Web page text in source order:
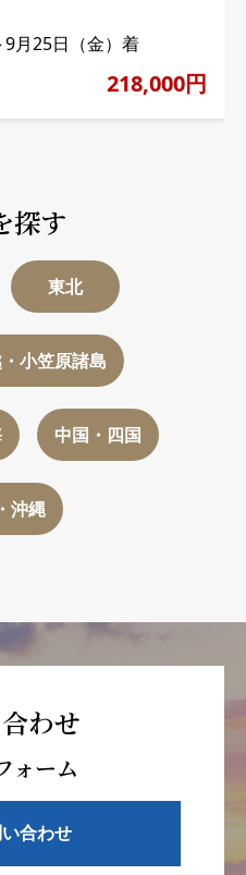
月25日（金）着
218,000円
探す
東北
小笠原諸島
中国・四国
沖縄
わせ
ォーム
合わせ